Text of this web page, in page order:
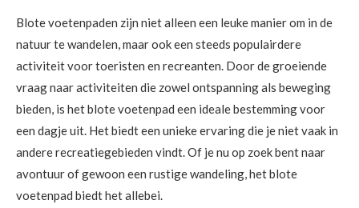
Blote voetenpaden zijn niet alleen een leuke manier om in de
natuur te wandelen, maar ook een steeds populairdere
activiteit voor toeristen en recreanten. Door de groeiende
vraag naar activiteiten die zowel ontspanning als beweging
bieden, is het blote voetenpad een ideale bestemming voor
een dagje uit. Het biedt een unieke ervaring die je niet vaak in
andere recreatiegebieden vindt. Of je nu op zoek bent naar
avontuur of gewoon een rustige wandeling, het blote
voetenpad biedt het allebei.